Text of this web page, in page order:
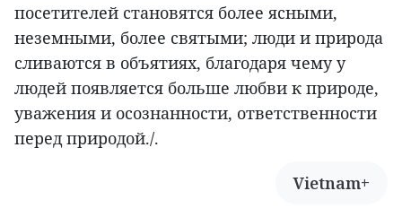
посетителей становятся более ясными,
неземными, более святыми; люди и природа
сливаются в объятиях, благодаря чему у
людей появляется больше любви к природе,
уважения и осознанности, ответственности
перед природой./.
Vietnam+